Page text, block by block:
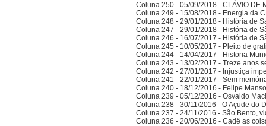
Coluna 250 - 05/09/2018 - CLÁVIO DE
Coluna 249 - 15/08/2018 - Energia da
Coluna 248 - 29/01/2018 - História de
Coluna 247 - 29/01/2018 - História de
Coluna 246 - 16/07/2017 - História de
Coluna 245 - 10/05/2017 - Pleito de
Coluna 244 - 14/04/2017 - Historia
Coluna 243 - 13/02/2017 - Treze anos
Coluna 242 - 27/01/2017 - Injustiça
Coluna 241 - 22/01/2017 - Sem
Coluna 240 - 18/12/2016 - Felipe
Coluna 239 - 05/12/2016 - Osvaldo
Coluna 238 - 30/11/2016 - O Açude do
Coluna 237 - 24/11/2016 - São Bento,
Coluna 236 - 20/06/2016 - Cadê as